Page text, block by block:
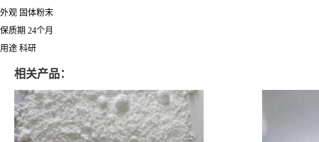
外观 固体粉末
保质期 24个月
用途 科研
相关产品：